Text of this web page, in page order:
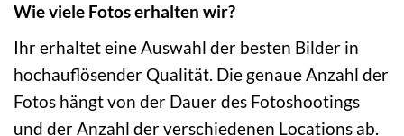
Wie viele Fotos erhalten wir?
Ihr erhaltet eine Auswahl der besten Bilder in
hochauflösender Qualität. Die genaue Anzahl der
Fotos hängt von der Dauer des Fotoshootings
und der Anzahl der verschiedenen Locations ab.